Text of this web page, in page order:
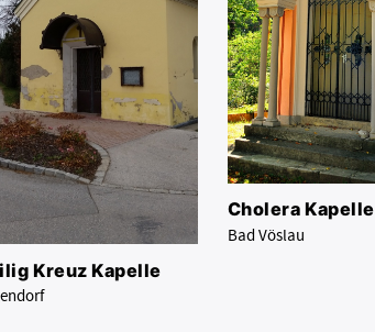
Kreuz Kapelle
Cholera Kapelle
Bad Vöslau